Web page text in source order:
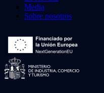
Media
Sobre nosotros